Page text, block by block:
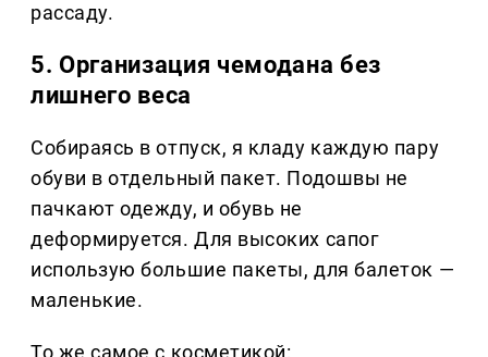
рассаду.
5. Организация чемодана без
лишнего веса
Собираясь в отпуск, я кладу каждую пару
обуви в отдельный пакет. Подошвы не
пачкают одежду, и обувь не
деформируется. Для высоких сапог
использую большие пакеты, для балеток —
маленькие.
То же самое с косметикой: